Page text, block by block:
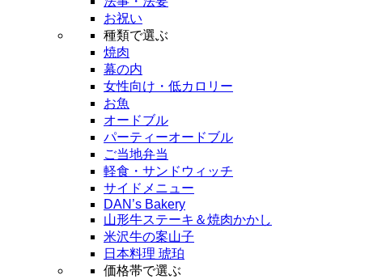
お祝い
種類で選ぶ
焼肉
幕の内
女性向け・低カロリー
お魚
オードブル
パーティーオードブル
ご当地弁当
軽食・サンドウィッチ
サイドメニュー
DAN’s Bakery
山形牛ステーキ＆焼肉かかし
米沢牛の案山子
日本料理 琥珀
価格帯で選ぶ